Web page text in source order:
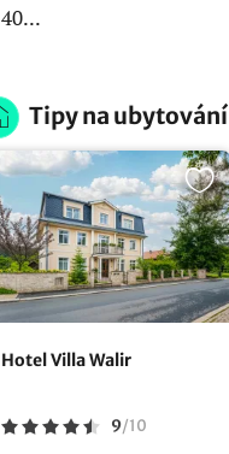
40...
Tipy na ubytování
Hotel Villa Walir
9/10